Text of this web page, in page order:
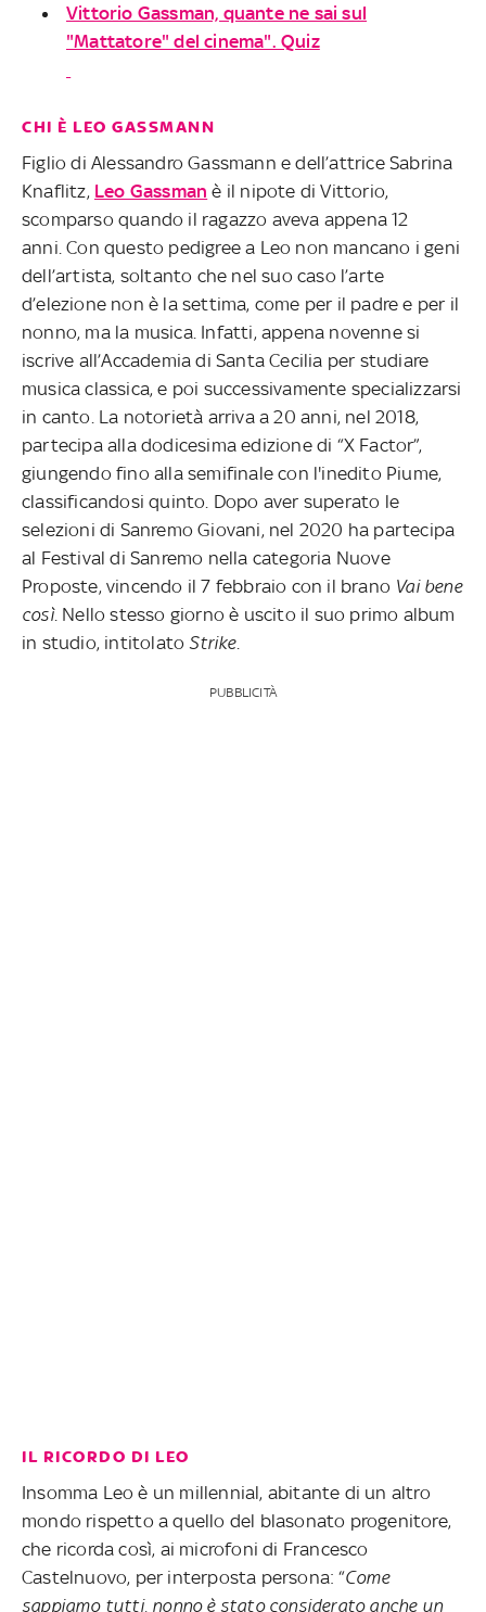
Vittorio Gassman, quante ne sai sul
"Mattatore" del cinema". Quiz
CHI È LEO GASSMANN
Figlio di Alessandro Gassmann e dell’attrice Sabrina
Knaflitz, Leo Gassman è il nipote di Vittorio,
scomparso quando il ragazzo aveva appena 12
anni. Con questo pedigree a Leo non mancano i geni
dell’artista, soltanto che nel suo caso l’arte
d’elezione non è la settima, come per il padre e per il
nonno, ma la musica. Infatti, appena novenne si
iscrive all’Accademia di Santa Cecilia per studiare
musica classica, e poi successivamente specializzarsi
in canto. La notorietà arriva a 20 anni, nel 2018,
partecipa alla dodicesima edizione di “X Factor”,
giungendo fino alla semifinale con l'inedito Piume,
classificandosi quinto. Dopo aver superato le
selezioni di Sanremo Giovani, nel 2020 ha partecipa
al Festival di Sanremo nella categoria Nuove
Proposte, vincendo il 7 febbraio con il brano Vai bene
così. Nello stesso giorno è uscito il suo primo album
in studio, intitolatoStrike.
PUBBLICITÀ
IL RICORDO DI LEO
Insomma Leo è un millennial, abitante di un altro
mondo rispetto a quello del blasonato progenitore,
che ricorda così, ai microfoni di Francesco
Castelnuovo, per interposta persona: “Come
sappiamo tutti, nonno è stato considerato anche un